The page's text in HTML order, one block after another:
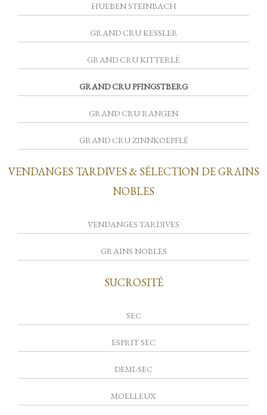
HUEBEN STEINBACH
GRAND CRU KESSLER
GRAND CRU KITTERLÉ
GRAND CRU PFINGSTBERG
GRAND CRU RANGEN
GRAND CRU ZINNKOEPFLÉ
VENDANGES TARDIVES & SÉLECTION DE GRAINS
NOBLES
VENDANGES TARDIVES
GRAINS NOBLES
SUCROSITÉ
SEC
ESPRIT SEC
DEMI-SEC
MOELLEUX